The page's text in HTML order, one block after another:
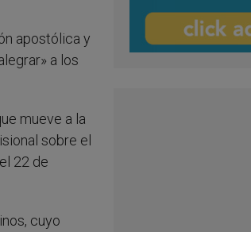
apostólica y
a los
mueve a la
sobre el
22 de
cuyo